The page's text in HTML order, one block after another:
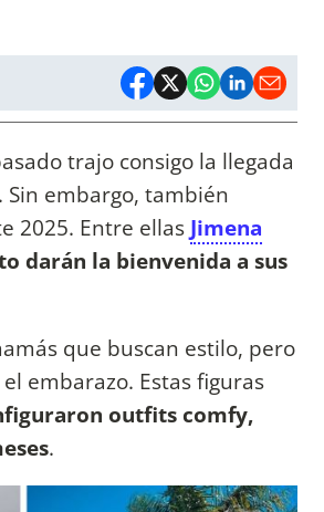
trajo consigo la llegada
embargo, también
2025. Entre ellas Jimena
darán la bienvenida a sus
que buscan estilo, pero
embarazo. Estas figuras
outfits comfy,
.